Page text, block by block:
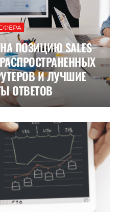
ПОЗИЦИЮ SALES
РАСПРОСТРАНЕННЫХ
И ЛУЧШИЕ
ОТВЕТОВ